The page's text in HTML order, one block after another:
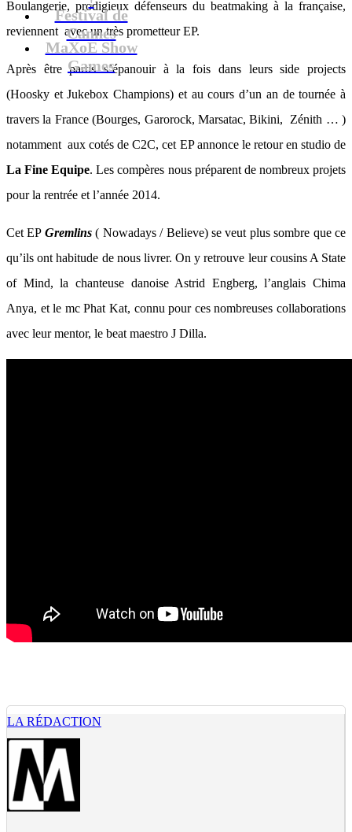
Festival de
Cannes
MaXoE Show
Games
Boulangerie, prodigieux défenseurs du beatmaking à la française,
reviennent avec un très prometteur EP.
Après être partis s’épanouir à la fois dans leurs side projects
(Hoosky et Jukebox Champions) et au cours d’un an de tournée à
travers la France (Bourges, Garorock, Marsatac, Bikini, Zénith … )
notamment aux cotés de C2C, cet EP annonce le retour en studio de
La Fine Equipe. Les compères nous préparent de nombreux projets
pour la rentrée et l’année 2014.
Cet EP Gremlins( Nowadays / Believe) se veut plus sombre que ce
qu’ils ont habitude de nous livrer. On y retrouve leur cousins A State
of Mind, la chanteuse danoise Astrid Engberg, l’anglais Chima
Anya, et le mc Phat Kat, connu pour ces nombreuses collaborations
avec leur mentor, le beat maestro J Dilla.
LA RÉDACTION